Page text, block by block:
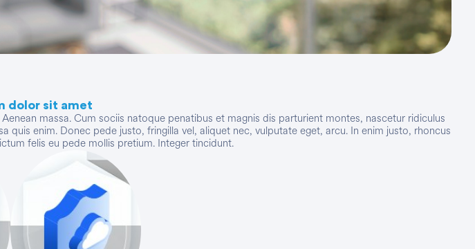
dolor sit amet
massa. Cum sociis natoque penatibus et magnis dis parturient montes, nascetur ridiculus
enim. Donec pede justo, fringilla vel, aliquet nec, vulputate eget, arcu. In enim justo, rhoncus
felis eu pede mollis pretium. Integer tincidunt.